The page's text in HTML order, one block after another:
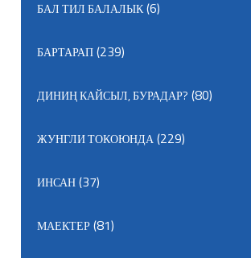
БАЛ ТИЛ БАЛАЛЫК(6)
БАРТАРАП(239)
ДИНИҢ КАЙСЫЛ, БУРАДАР? (80)
ЖУНГЛИ ТОКОЮНДА(229)
ИНСАН(37)
МАЕКТЕР(81)